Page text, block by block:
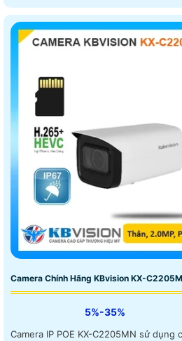
Camera Chính Hãng KBvision KX-
5%-35%
Camera IP POE KX-C2205MN sử dụng